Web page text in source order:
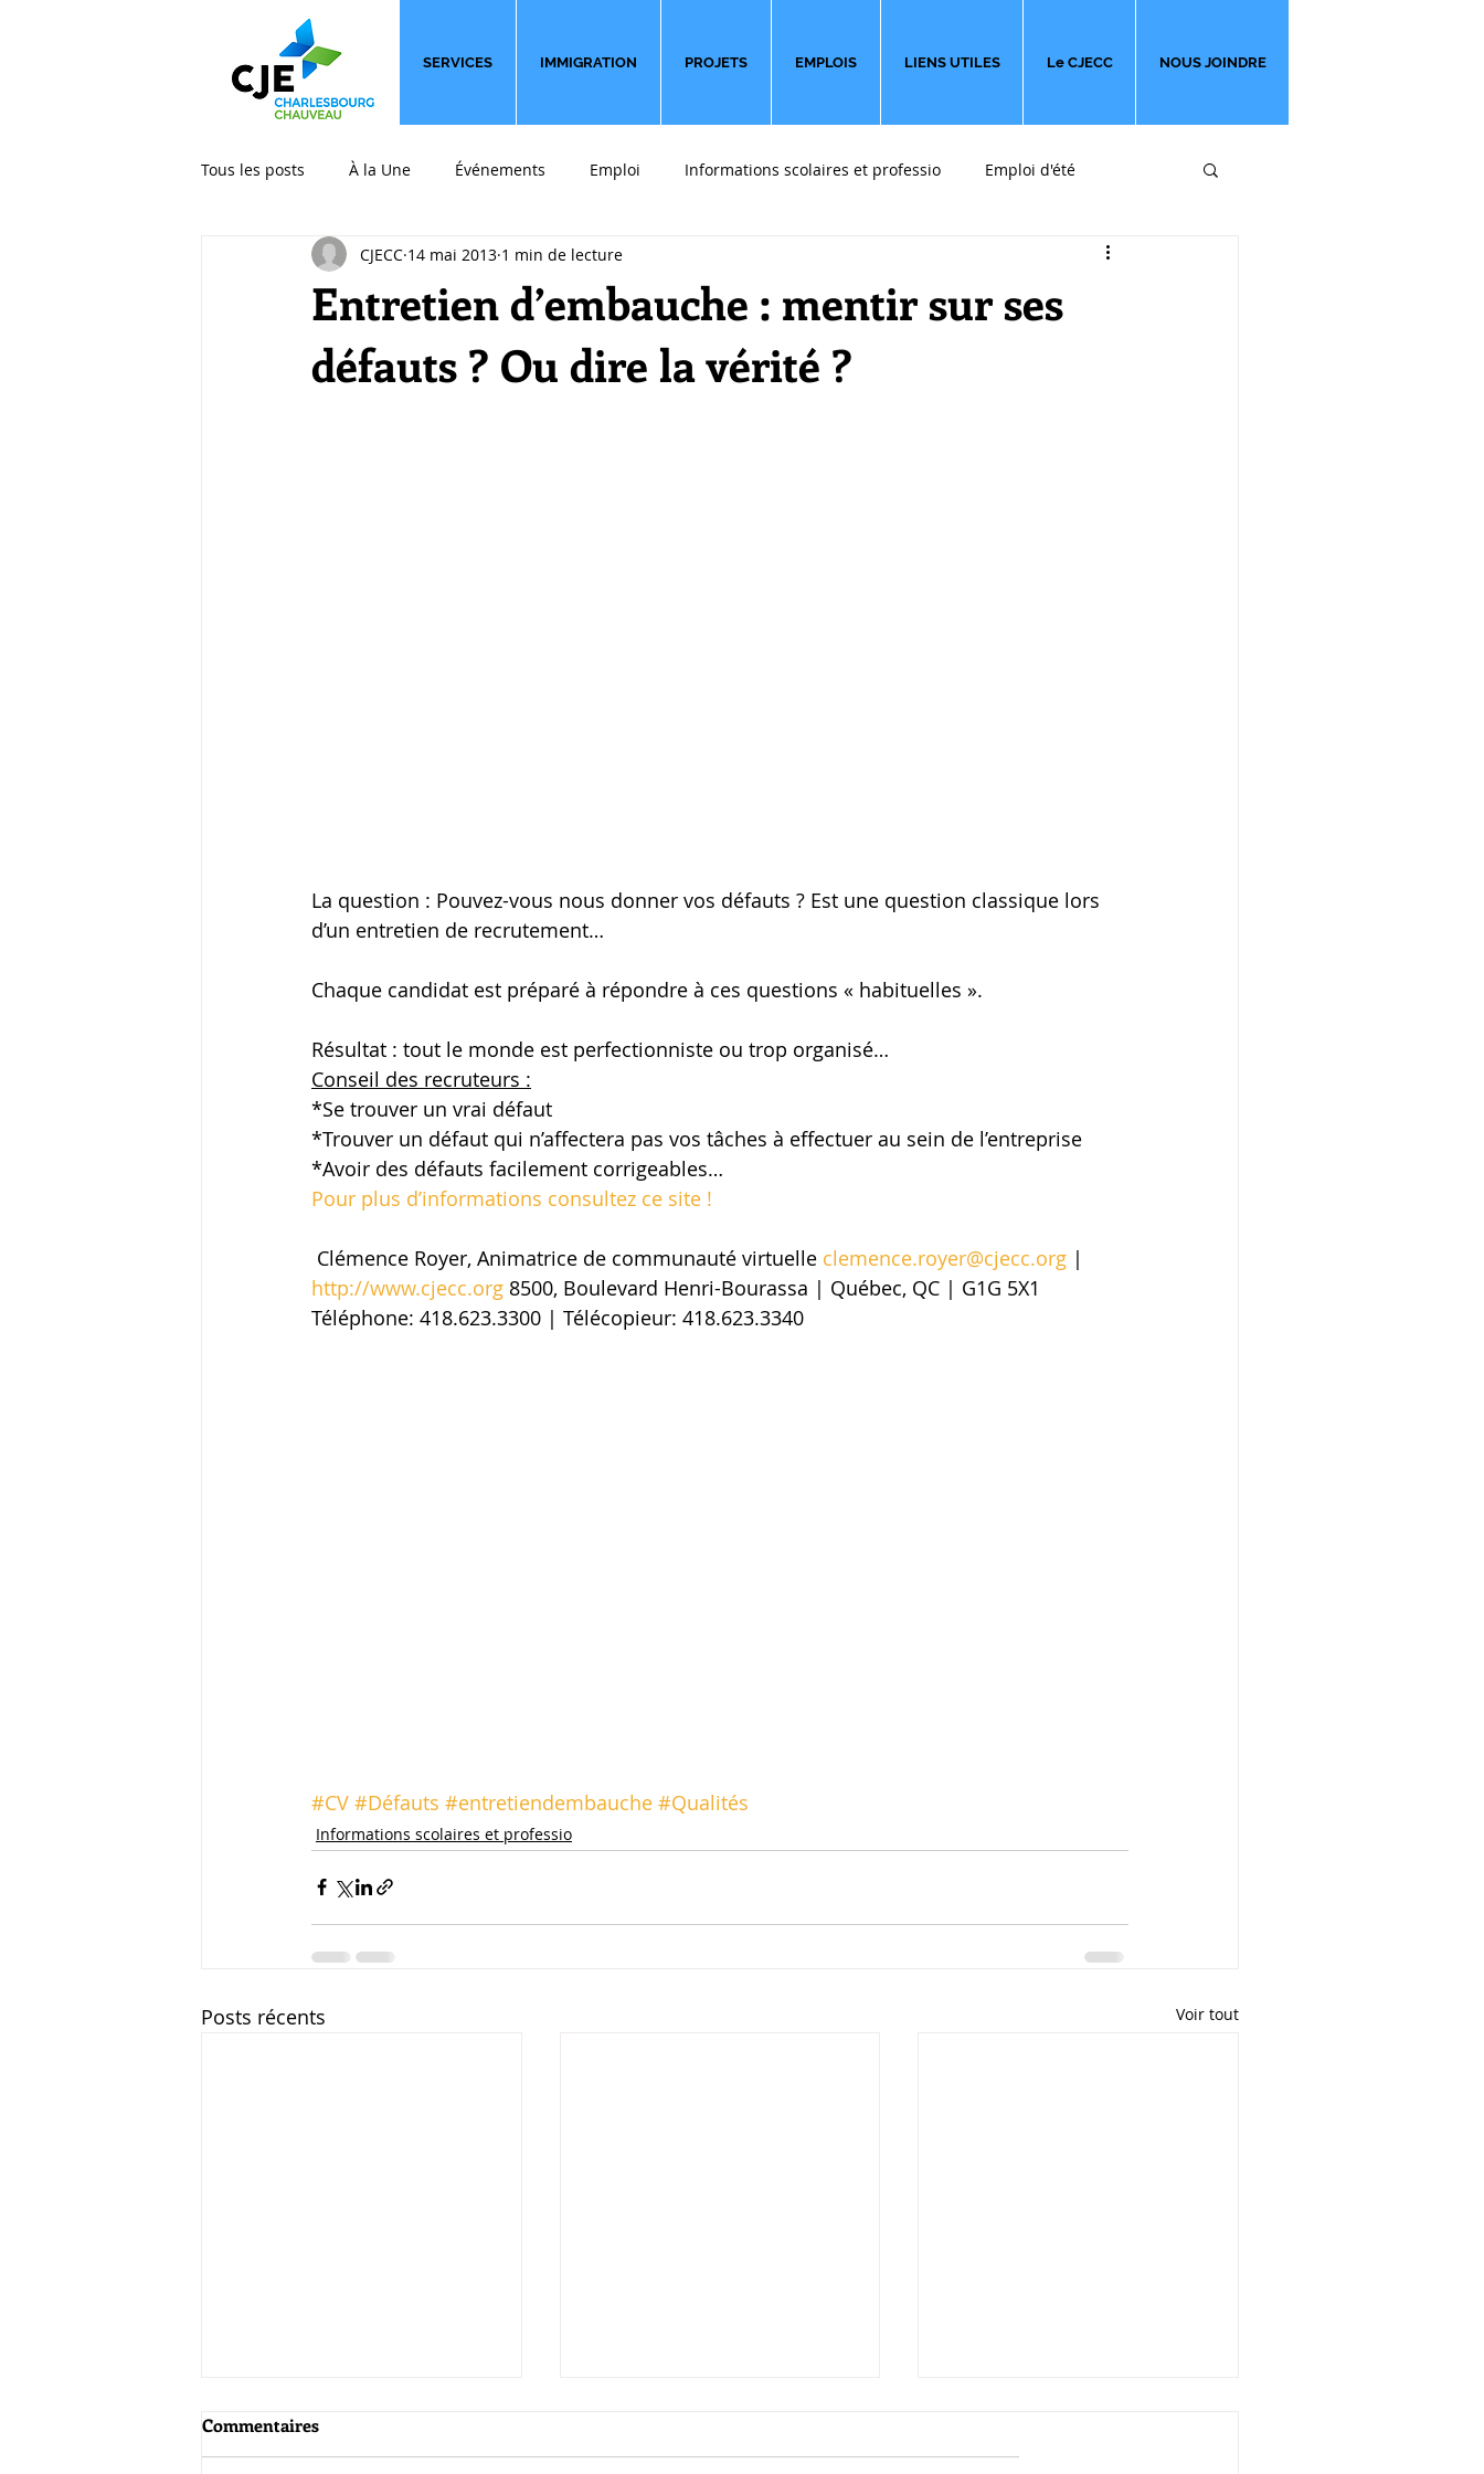
SERVICES IMMIGRATION PROJETS EMPLOIS LIENS UTILES Le CJECC NOUS JOINDRE
Tous les posts À la Une Événements Emploi Informations scolaires et professio Emploi d'été
International Les billets qui font du bien
Entretien d’embauche : mentir sur ses
défauts ? Ou dire la vérité ?
CJECC 14 mai 2013 1 min de lecture
La question : Pouvez-vous nous donner vos défauts ? Est une question classique lors
d’un entretien de recrutement…
Chaque candidat est préparé à répondre à ces questions « habituelles ».
Résultat : tout le monde est perfectionniste ou trop organisé…
Conseil des recruteurs :
*Se trouver un vrai défaut
*Trouver un défaut qui n’affectera pas vos tâches à effectuer au sein de l’entreprise
*Avoir des défauts facilement corrigeables…
Pour plus d’informations consultez ce site !
Clémence Royer, Animatrice de communauté virtuelle clemence.royer@cjecc.org |
http://www.cjecc.org 8500, Boulevard Henri-Bourassa | Québec, QC | G1G 5X1
Téléphone: 418.623.3300 | Télécopieur: 418.623.3340
#CV #Défauts #entretiendembauche #Qualités
Informations scolaires et professio
Posts récents Voir tout
Commentaires